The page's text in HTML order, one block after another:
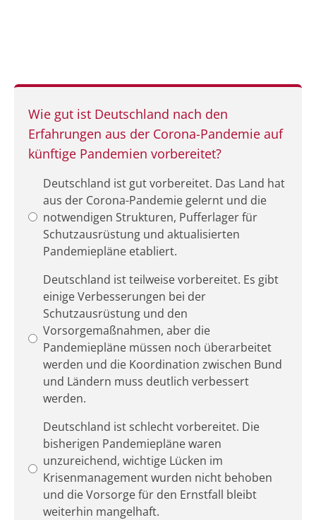
Wie gut ist Deutschland nach den
Erfahrungen aus der Corona-Pandemie auf
künftige Pandemien vorbereitet?
Deutschland ist gut vorbereitet. Das Land hat
aus der Corona-Pandemie gelernt und die
notwendigen Strukturen, Pufferlager für
Schutzausrüstung und aktualisierten
Pandemiepläne etabliert.
Deutschland ist teilweise vorbereitet. Es gibt
einige Verbesserungen bei der
Schutzausrüstung und den
Vorsorgemaßnahmen, aber die
Pandemiepläne müssen noch überarbeitet
werden und die Koordination zwischen Bund
und Ländern muss deutlich verbessert
werden.
Deutschland ist schlecht vorbereitet. Die
bisherigen Pandemiepläne waren
unzureichend, wichtige Lücken im
Krisenmanagement wurden nicht behoben
und die Vorsorge für den Ernstfall bleibt
weiterhin mangelhaft.